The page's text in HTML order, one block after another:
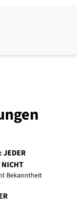
JEDER
NICHT
Bekanntheit